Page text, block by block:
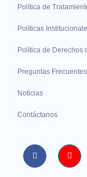
Política de
Políticas
Política de Derechos
Preguntas Frecuentes
Noticias
Contáctanos
Facebook